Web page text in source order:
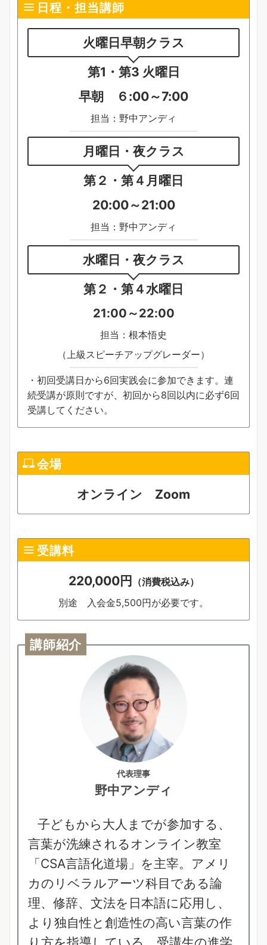
日程・担当講師
火曜日 早朝クラス
第1・第3 火曜日
早朝 ６:00～7:00
担当：野中アンディ
月 曜日・夜クラス
第２・第４月曜日
20:00～21:00
担当：野中アンディ
水曜日・夜クラス
第２・第４水曜日
21:00～22:00
担当：根本悟史
（上級スピーチアップグレーダー）
・初回受講日から6回実践会に参加できます。連
続受講が原則ですが、初回から8回以内に必ず6回
受講してください。
会場
オンライン Zoom
受講料
220,000円
（消費税込み）
別途 入会金5,500円が必要です。
講師紹介
代表理事
野中アンディ
子どもから大人までが参加する、
言葉が洗練されるオンライン教室
「CSA言語化道場」を主宰。アメリ
カのリベラルアーツ科目である論
理、修辞、文法を日本語に応用し、
より独自性と創造性の高い言葉の作